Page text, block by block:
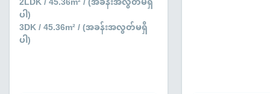
ပါ)
3DK / 45.36m² / (အခန်းအလွတ်မရှိ
ပါ)